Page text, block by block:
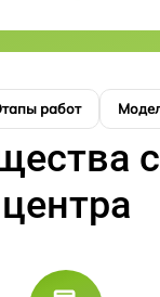
работ
центра